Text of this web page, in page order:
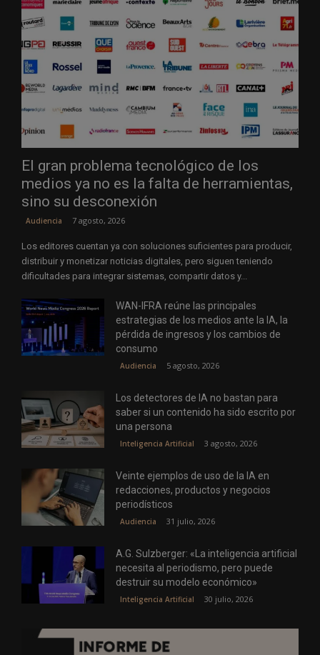
El gran problema tecnológico de los
medios ya no es la falta de herramientas,
sino su desconexión
Audiencia 7 agosto, 2026
Los editores cuentan ya con soluciones suficientes para producir,
distribuir y monetizar noticias digitales, pero siguen teniendo
dificultades para integrar sistemas, compartir datos y...
WAN-IFRA reúne las principales
estrategias de los medios ante la IA, la
pérdida de ingresos y los cambios de
consumo
Audiencia 5 agosto, 2026
Los detectores de IA no bastan para
saber si un contenido ha sido escrito por
una persona
Inteligencia Artificial 3 agosto, 2026
Veinte ejemplos de uso de la IA en
redacciones, productos y negocios
periodísticos
Audiencia 31 julio, 2026
A.G. Sulzberger: «La inteligencia artificial
necesita al periodismo, pero puede
destruir su modelo económico»
Inteligencia Artificial 30 julio, 2026